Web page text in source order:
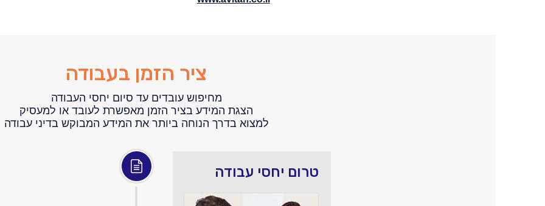
ציר הזמן בעבודה
מחיפוש עובדים עד סיום יחסי העבודה
הצגת המידע בציר הזמן מאפשרת לעובד או למעסיק
למצוא בדרך הנוחה ביותר את המידע המבוקש בדיני עבודה
טרום יחסי עבודה